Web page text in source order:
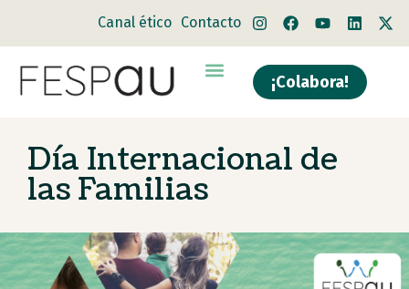
Canal ético Contacto
¡Colabora!
Día Internacional de
las Familias